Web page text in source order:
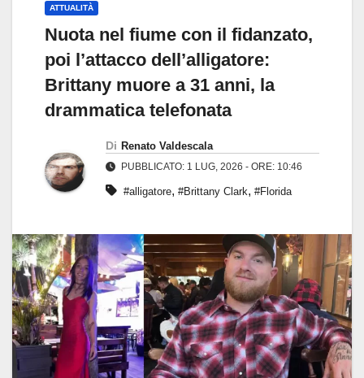
ATTUALITÀ
Nuota nel fiume con il fidanzato,
poi l’attacco dell’alligatore:
Brittany muore a 31 anni, la
drammatica telefonata
Di Renato Valdescala
PUBBLICATO: 1 LUG, 2026 - ORE: 10:46
#alligatore, #Brittany Clark, #Florida